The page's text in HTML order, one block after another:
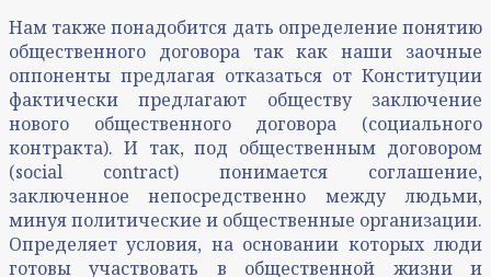
Нам также понадобится дать определение понятию
общественного договора так как наши заочные
оппоненты предлагая отказаться от Конституции
фактически предлагают обществу заключение
нового общественного договора (социального
контракта). И так, под общественным договором
(social contract) понимается соглашение,
заключенное непосредственно между людьми,
минуя политические и общественные организации.
Определяет условия, на основании которых люди
готовы участвовать в общественной жизни и